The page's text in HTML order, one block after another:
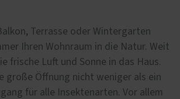
Terrasse oder Wintergarten
Ihren Wohnraum in die Natur. Weit
frische Luft und Sonne in das Haus.
große Öffnung nicht weniger als ein
für alle Insektenarten. Vor allem